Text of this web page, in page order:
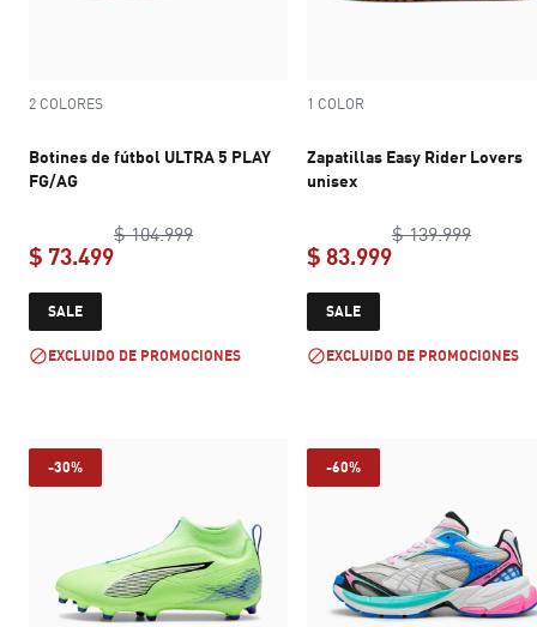
2 COLORES
Botines de fútbol ULTRA 5 PLAY
FG/AG
$ 104.999original price $ 104.999
$ 73.499
SALE
EXCLUIDO DE PROMOCIONES
1 COLOR
Zapatillas Easy Rider Lovers
unisex
$ 139.999original
$ 83.999
SALE
EXCLUIDO DE PROMOCIONES
-30% -60%